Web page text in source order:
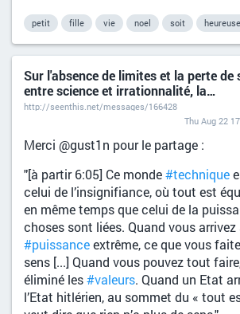
petit fille vie noel soit heureuse
Sur l'absence de limites et la perte de
entre science et irrationnalité, la…
http://seenthis.net/messages/166428
Thu Aug 22
Merci @gust1n pour le partage :
"[à partir 6:05] Ce monde#technique
celui de l’insignifiance, où tout est
en même temps que celui de la
choses sont liées. Quand vous arrivez
#puissanceextrême, ce que vous
sens [...] Quand vous pouvez tout
éliminé les#valeurs. Quand un Etat
l’Etat hitlérien, au sommet du « tout